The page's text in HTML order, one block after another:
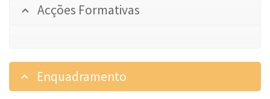
Acções Formativas
Enquadramento